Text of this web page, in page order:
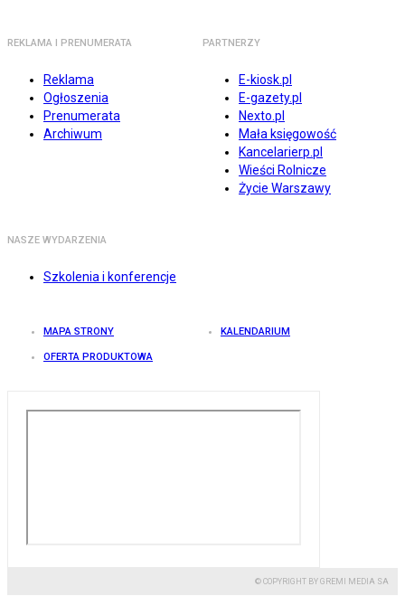
REKLAMA I PRENUMERATA
Reklama
Ogłoszenia
Prenumerata
Archiwum
PARTNERZY
E-kiosk.pl
E-gazety.pl
Nexto.pl
Mała księgowość
Kancelarierp.pl
Wieści Rolnicze
Życie Warszawy
NASZE WYDARZENIA
Szkolenia i konferencje
MAPA STRONY KALENDARIUM
OFERTA PRODUKTOWA
© COPYRIGHT BY GREMI MEDIA SA